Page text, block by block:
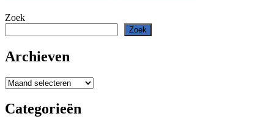
Zoek
Zoek
Archieven
Archieven
Categorieën